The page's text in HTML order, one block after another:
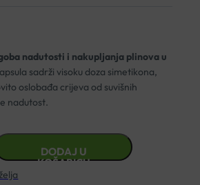
nadutosti i nakupljanja plinova u
sadrži visoku doza simetikona,
oslobađa crijeva od suvišnih
nadutost.
DODAJ U
KOŠARICU